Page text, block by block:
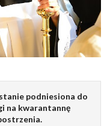
podniesiona do
na kwarantannę